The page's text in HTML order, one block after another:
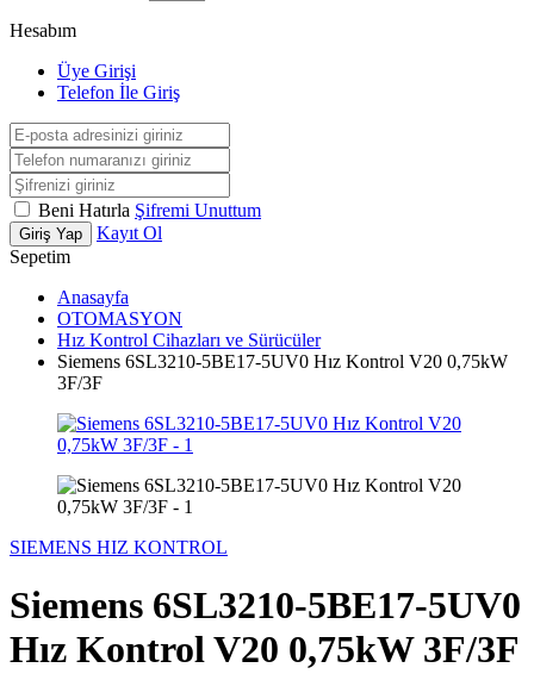
Hesabım
Üye Girişi
Telefon İle Giriş
Beni Hatırla Şifremi Unuttum
Giriş Yap
Kayıt Ol
Sepetim
Anasayfa
OTOMASYON
Hız Kontrol Cihazları ve Sürücüler
Siemens 6SL3210-5BE17-5UV0 Hız Kontrol V20 0,75kW
3F/3F
SIEMENS HIZ KONTROL
Siemens 6SL3210-5BE17-5UV0
Hız Kontrol V20 0,75kW 3F/3F